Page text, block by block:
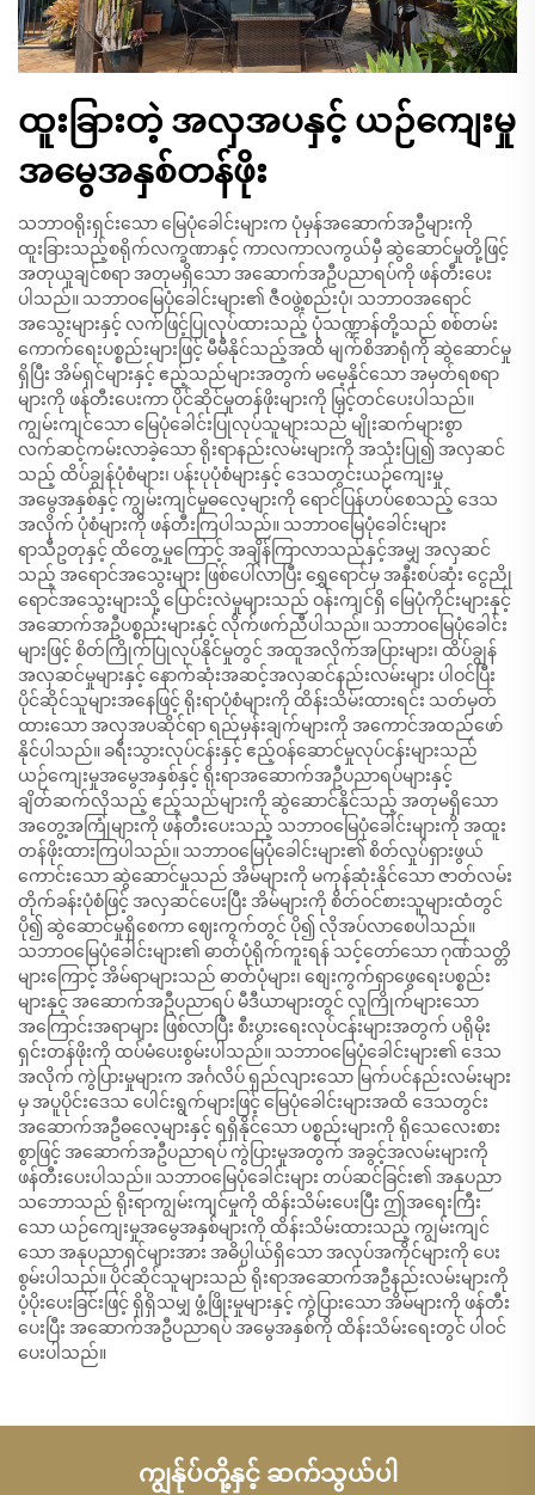
ထူးခြားတဲ့ အလှအပနှင့် ယဉ်ကျေးမှု
အမွေအနှစ်တန်ဖိုး
သဘာဝရိုးရှင်းသော မြေပုံခေါင်းများက ပုံမှန်အဆောက်အဦများကို
ထူးခြားသည့်စရိုက်လက္ခဏာနှင့် ကာလကာလကွယ်မှီ ဆွဲဆောင်မှုတို့ဖြင့်
အတုယူချင်စရာ အတုမရှိသော အဆောက်အဦပညာရပ်ကို ဖန်တီးပေး
ပါသည်။ သဘာဝမြေပုံခေါင်းများ၏ ဇီဝဖွဲ့စည်းပုံ၊ သဘာဝအရောင်
အသွေးများနှင့် လက်ဖြင့်ပြုလုပ်ထားသည့် ပုံသဏ္ဍာန်တို့သည် စစ်တမ်း
ကောက်ရေးပစ္စည်းများဖြင့် မီမီနိုင်သည့်အထိ မျက်စိအာရုံကို ဆွဲဆောင်မှု
ရှိပြီး အိမ်ရှင်များနှင့် ဧည့်သည်များအတွက် မမေ့နိုင်သော အမှတ်ရစရာ
များကို ဖန်တီးပေးကာ ပိုင်ဆိုင်မှုတန်ဖိုးများကို မြှင့်တင်ပေးပါသည်။
ကျွမ်းကျင်သော မြေပုံခေါင်းပြုလုပ်သူများသည် မျိုးဆက်များစွာ
လက်ဆင့်ကမ်းလာခဲ့သော ရိုးရာနည်းလမ်းများကို အသုံးပြု၍ အလှဆင်
သည့် ထိပ်ချွန်ပုံစံများ၊ ပန်းပုပုံစံများနှင့် ဒေသတွင်းယဉ်ကျေးမှု
အမွေအနှစ်နှင့် ကျွမ်းကျင်မှုဓလေ့များကို ရောင်ပြန်ဟပ်စေသည့် ဒေသ
အလိုက် ပုံစံများကို ဖန်တီးကြပါသည်။ သဘာဝမြေပုံခေါင်းများ
ရာသီဥတုနှင့် ထိတွေ့မှုကြောင့် အချိန်ကြာလာသည်နှင့်အမျှ အလှဆင်
သည့် အရောင်အသွေးများ ဖြစ်ပေါ်လာပြီး ရွှေရောင်မှ အနီးစပ်ဆုံး ငွေညို
ရောင်အသွေးများသို့ ပြောင်းလဲမှုများသည် ဝန်းကျင်ရှိ မြေပုံကိုင်းများနှင့်
အဆောက်အဦပစ္စည်းများနှင့် လိုက်ဖက်ညီပါသည်။ သဘာဝမြေပုံခေါင်း
များဖြင့် စိတ်ကြိုက်ပြုလုပ်နိုင်မှုတွင် အထူအလိုက်အပြားများ၊ ထိပ်ချွန်
အလှဆင်မှုများနှင့် နောက်ဆုံးအဆင့်အလှဆင်နည်းလမ်းများ ပါဝင်ပြီး
ပိုင်ဆိုင်သူများအနေဖြင့် ရိုးရာပုံစံများကို ထိန်းသိမ်းထားရင်း သတ်မှတ်
ထားသော အလှအပဆိုင်ရာ ရည်မှန်းချက်များကို အကောင်အထည်ဖော်
နိုင်ပါသည်။ ခရီးသွားလုပ်ငန်းနှင့် ဧည့်ဝန်ဆောင်မှုလုပ်ငန်းများသည်
ယဉ်ကျေးမှုအမွေအနှစ်နှင့် ရိုးရာအဆောက်အဦပညာရပ်များနှင့်
ချိတ်ဆက်လိုသည့် ဧည့်သည်များကို ဆွဲဆောင်နိုင်သည့် အတုမရှိသော
အတွေ့အကြုံများကို ဖန်တီးပေးသည့် သဘာဝမြေပုံခေါင်းများကို အထူး
တန်ဖိုးထားကြပါသည်။ သဘာဝမြေပုံခေါင်းများ၏ စိတ်လှုပ်ရှားဖွယ်
ကောင်းသော ဆွဲဆောင်မှုသည် အိမ်များကို မကုန်ဆုံးနိုင်သော ဇာတ်လမ်း
တိုက်ခန်းပုံစံဖြင့် အလှဆင်ပေးပြီး အိမ်များကို စိတ်ဝင်စားသူများထံတွင်
ပို၍ ဆွဲဆောင်မှုရှိစေကာ ဈေးကွက်တွင် ပို၍ လိုအပ်လာစေပါသည်။
သဘာဝမြေပုံခေါင်းများ၏ ဓာတ်ပုံရိုက်ကူးရန် သင့်တော်သော ဂုဏ်သတ္တိ
များကြောင့် အိမ်ရာများသည် ဓာတ်ပုံများ၊ စျေးကွက်ရှာဖွေရေးပစ္စည်း
များနှင့် အဆောက်အဦပညာရပ် မီဒီယာများတွင် လူကြိုက်များသော
အကြောင်းအရာများ ဖြစ်လာပြီး စီးပွားရေးလုပ်ငန်းများအတွက် ပရိုမိုး
ရှင်းတန်ဖိုးကို ထပ်မံပေးစွမ်းပါသည်။ သဘာဝမြေပုံခေါင်းများ၏ ဒေသ
အလိုက် ကွဲပြားမှုများက အင်္ဂလိပ် ရှည်လျားသော မြက်ပင်နည်းလမ်းများ
မှ အပူပိုင်းဒေသ ပေါင်းရွက်များဖြင့် မြေပုံခေါင်းများအထိ ဒေသတွင်း
အဆောက်အဦဓလေ့များနှင့် ရရှိနိုင်သော ပစ္စည်းများကို ရိုသေလေးစား
စွာဖြင့် အဆောက်အဦပညာရပ် ကွဲပြားမှုအတွက် အခွင့်အလမ်းများကို
ဖန်တီးပေးပါသည်။ သဘာဝမြေပုံခေါင်းများ တပ်ဆင်ခြင်း၏ အနုပညာ
သဘောသည် ရိုးရာကျွမ်းကျင်မှုကို ထိန်းသိမ်းပေးပြီး ဤအရေးကြီး
သော ယဉ်ကျေးမှုအမွေအနှစ်များကို ထိန်းသိမ်းထားသည့် ကျွမ်းကျင်
သော အနုပညာရှင်များအား အဓိပ္ပါယ်ရှိသော အလုပ်အကိုင်များကို ပေး
စွမ်းပါသည်။ ပိုင်ဆိုင်သူများသည် ရိုးရာအဆောက်အဦနည်းလမ်းများကို
ပံ့ပိုးပေးခြင်းဖြင့် ရှိရှိသမျှ ဖွံ့ဖြိုးမှုများနှင့် ကွဲပြားသော အိမ်များကို ဖန်တီး
ပေးပြီး အဆောက်အဦပညာရပ် အမွေအနှစ်ကို ထိန်းသိမ်းရေးတွင် ပါဝင်
ပေးပါသည်။
ကျွန်ုပ်တို့နှင့် ဆက်သွယ်ပါ